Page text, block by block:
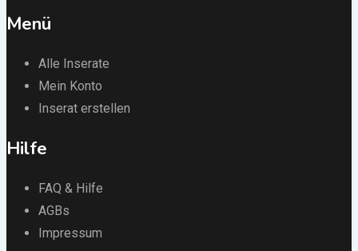
Menü
Alle Inserate
Mein Konto
Inserat erstellen
Hilfe
FAQ & Hilfe
AGBs
Impressum